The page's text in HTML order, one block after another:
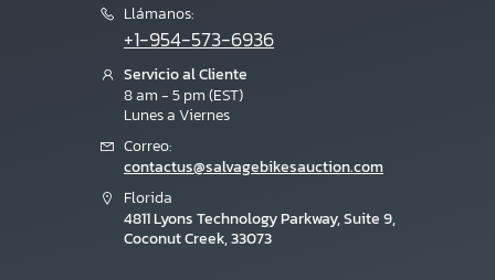
Llámanos:
+1-954-573-6936
Servicio al Cliente
8 am - 5 pm (EST)
Lunes a Viernes
Correo:
contactus@salvagebikesauction.com
Florida
4811 Lyons Technology Parkway, Suite 9,
Coconut Creek, 33073